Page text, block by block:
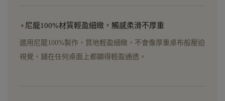
尼龍100%材質輕盈細緻，觸感柔滑不厚重
選用尼龍100%製作，質地輕盈細緻，不會像厚重桌布般壓迫
視覺，鋪在任何桌面上都顯得輕盈通透。